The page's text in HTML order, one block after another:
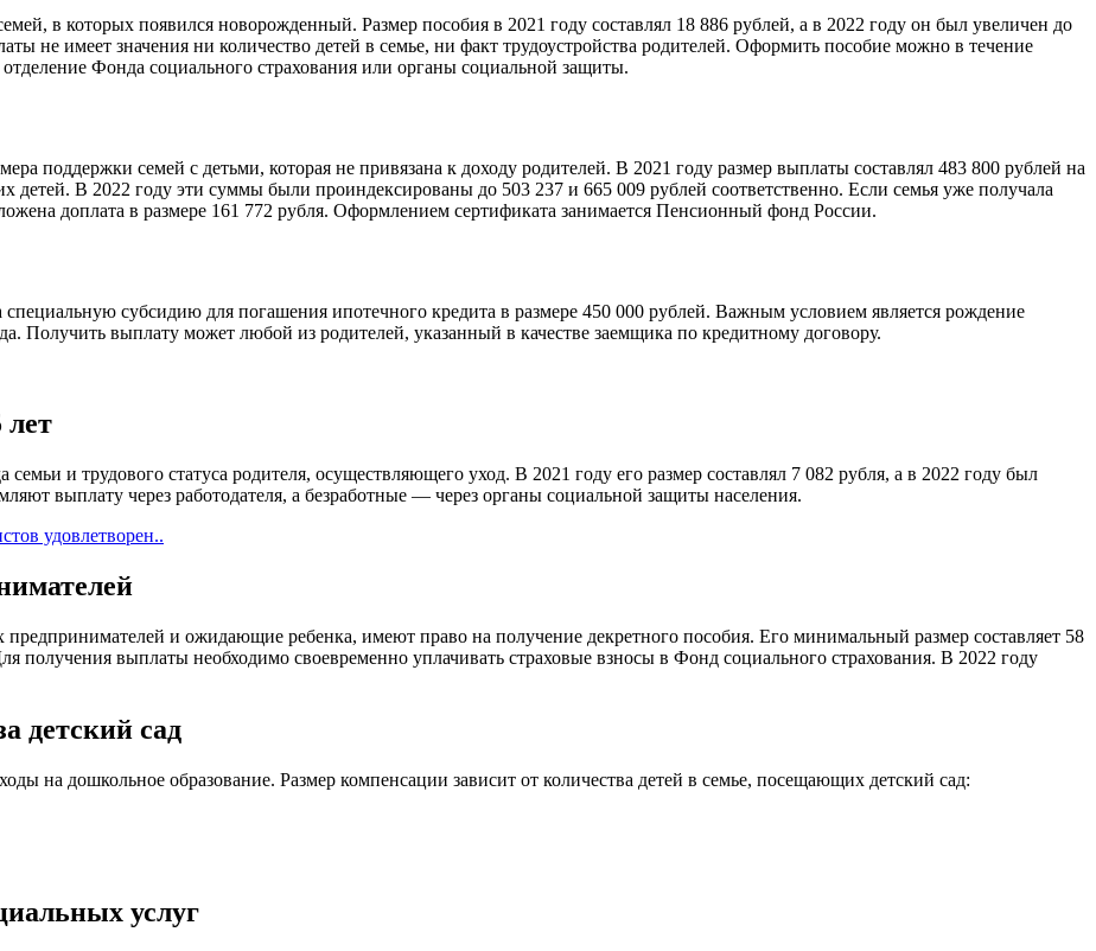
в которых появился новорожденный. Размер пособия в 2021 году составлял 18 886 рублей, а в 2022 году он был увеличен до
не имеет значения ни количество детей в семье, ни факт трудоустройства родителей. Оформить пособие можно в течение
Фонда социального страхования или органы социальной защиты.
поддержки семей с детьми, которая не привязана к доходу родителей. В 2021 году размер выплаты составлял 483 800 рублей на
детей. В 2022 году эти суммы были проиндексированы до 503 237 и 665 009 рублей соответственно. Если семья уже получала
доплата в размере 161 772 рубля. Оформлением сертификата занимается Пенсионный фонд России.
субсидию для погашения ипотечного кредита в размере 450 000 рублей. Важным условием является рождение
Получить выплату может любой из родителей, указанный в качестве заемщика по кредитному договору.
лет
и трудового статуса родителя, осуществляющего уход. В 2021 году его размер составлял 7 082 рубля, а в 2022 году был
выплату через работодателя, а безработные — через органы социальной защиты населения.
удовлетворен..
и ожидающие ребенка, имеют право на получение декретного пособия. Его минимальный размер составляет 58
получения выплаты необходимо своевременно уплачивать страховые взносы в Фонд социального страхования. В 2022 году
детский сад
на дошкольное образование. Размер компенсации зависит от количества детей в семье, посещающих детский сад:
услуг